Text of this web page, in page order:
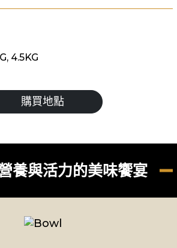
4.5KG
購買地點
養與活力的美味饗宴